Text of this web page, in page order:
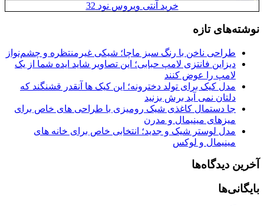
خرید آنتی ویروس نود 32
نوشته‌های تازه
طراحی ناخن با رنگ سبز ماچا؛ شیکی غیرمنتظره و چشم‌نواز
دیزاین فانتزی لامپ حبابی؛ این تصاویر شاید ایده شما از یک
لامپ را عوض کنند
مدل کیک برای تولد دخترونه؛ این کیک ها آنقدر قشنگند که
دلتان نمی آید برش بزنید
جا دستمال کاغذی شیک رومیزی با طراحی های خاص برای
میزهای مینیمال و مدرن
مدل لوستر شیک و جدید؛ انتخابی خاص برای خانه های
مینیمال و لوکس
آخرین دیدگاه‌ها
بایگانی‌ها